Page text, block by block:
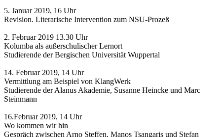
5. Januar 2019, 16 Uhr
Revision. Literarische Intervention zum NSU-Prozeß
2. Februar 2019 13.30 Uhr
Kolumba als außerschulischer Lernort
Studierende der Bergischen Universität Wuppertal
14. Februar 2019, 14 Uhr
Vermittlung am Beispiel von KlangWerk
Studierende der Alanus Akademie, Susanne Heincke und Marc
Steinmann
16.Februar 2019, 14 Uhr
Wo kommen wir hin
Gespräch zwischen Arno Steffen, Manos Tsangaris und Stefan